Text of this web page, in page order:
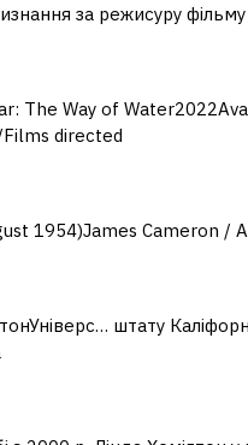
за режисуру
The Way of
directed
1954)James Cameron /
штату